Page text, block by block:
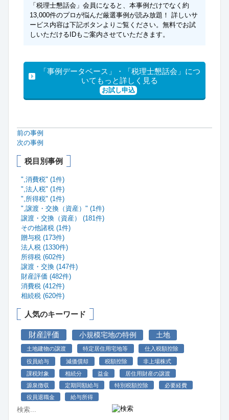
「税理士懇話会」会員になると、本事例だけでなく約
13,000件のプロが悩んだ厳選事例が読み放題！ 詳しいサ
ービス内容は下記ボタンよりご覧ください。無料でお試
しいただけるIDもご案内させていただきます。
「事例データベース」・「税理士懇話会」につ
いてもっと詳しく見る
お試し申込
前の事例
次の事例
税目別事例
",消費税" (1件)
",法人税" (1件)
",所得税" (1件)
",譲渡・交換（資産）" (1件)
譲渡・交換（資産） (181件)
その他諸税 (1件)
贈与税 (173件)
法人税 (1330件)
所得税 (602件)
譲渡・交換 (147件)
財産評価 (482件)
消費税 (412件)
相続税 (620件)
人気のキーワード
財産評価 小規模宅地の特例 土地
土地建物の譲渡 特定居住用宅地等 仕入税額控除
役員給与 減価償却 税額控除
非上場株式
課税対象
相続分 益金
居住用財産の譲渡
源泉徴収
定期同額給与 特別税額控除
必要経費
役員退職金
給与所得